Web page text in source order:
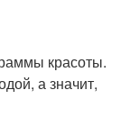
красоты.
а значит,